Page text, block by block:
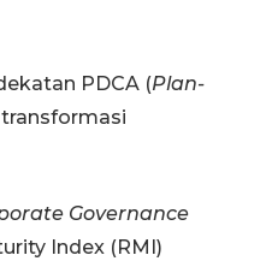
PDCA (Plan-
Governance
Index (RMI)
baru